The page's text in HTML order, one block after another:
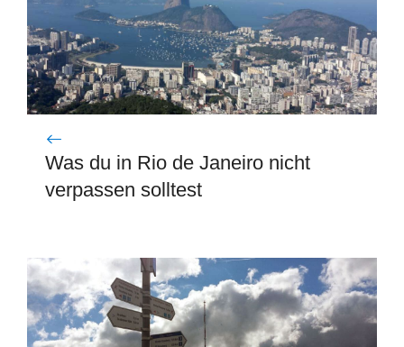
Was du in Rio de Janeiro nicht
verpassen solltest